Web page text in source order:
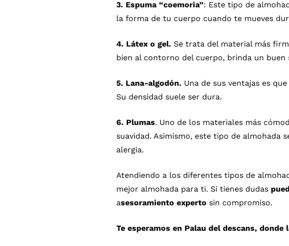
3. Espuma “coemoria”: Este tipo de
la forma de tu cuerpo cuando te mueves
4. Látex o gel. Se trata del material más
bien al contorno del cuerpo, brinda un
5. Lana-algodón. Una de sus ventajas es
Su densidad suele ser dura.
6. Plumas. Uno de los materiales más
suavidad. Asimismo, este tipo de almohada
alergia.
Atendiendo a los diferentes tipos de
mejor almohada para ti. Si tienes dudas
asesoramiento experto sin compromiso.
Te esperamos en Palau del descans, donde